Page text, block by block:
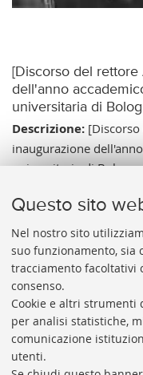
Questo sito
Nel nostro sito
suo funzionamento, sia
tracciamento facoltativi
consenso.
Cookie e altri strumenti
per analisi statistiche,
comunicazione
utenti.
[Discorso del
dell'anno
universitaria di
Descrizione:[Discorso
inaugurazione
universitaria di
Note:Tit. del cat.
all'inizio della sezione.
all'avvenimento.
Vai al catalogo:
idopac=UBO2943876